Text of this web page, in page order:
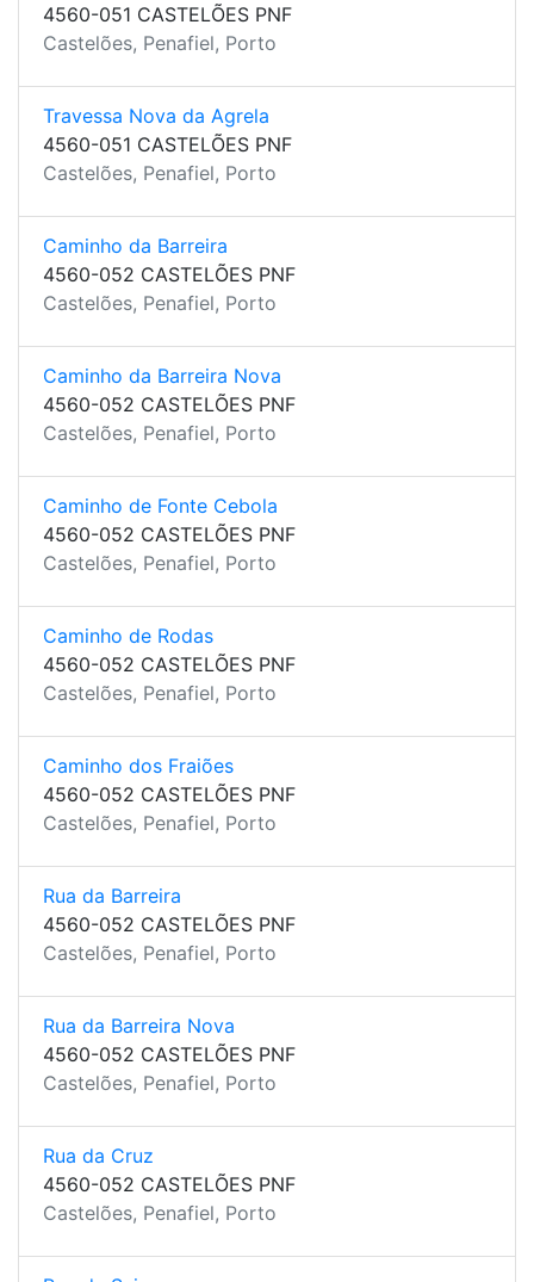
4560-051 CASTELÕES PNF
Castelões, Penafiel, Porto
Travessa Nova da Agrela
4560-051 CASTELÕES PNF
Castelões, Penafiel, Porto
Caminho da Barreira
4560-052 CASTELÕES PNF
Castelões, Penafiel, Porto
Caminho da Barreira Nova
4560-052 CASTELÕES PNF
Castelões, Penafiel, Porto
Caminho de Fonte Cebola
4560-052 CASTELÕES PNF
Castelões, Penafiel, Porto
Caminho de Rodas
4560-052 CASTELÕES PNF
Castelões, Penafiel, Porto
Caminho dos Fraiões
4560-052 CASTELÕES PNF
Castelões, Penafiel, Porto
Rua da Barreira
4560-052 CASTELÕES PNF
Castelões, Penafiel, Porto
Rua da Barreira Nova
4560-052 CASTELÕES PNF
Castelões, Penafiel, Porto
Rua da Cruz
4560-052 CASTELÕES PNF
Castelões, Penafiel, Porto